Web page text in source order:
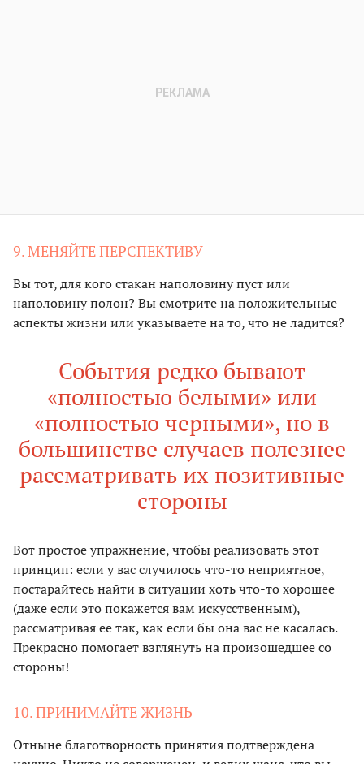
9. МЕНЯЙТЕ ПЕРСПЕКТИВУ
Вы тот, для кого стакан наполовину пуст или
наполовину полон? Вы смотрите на положительные
аспекты жизни или указываете на то, что не ладится?
События редко бывают
«полностью белыми» или
«полностью черными», но в
большинстве случаев полезнее
рассматривать их позитивные
стороны
Вот простое упражнение, чтобы реализовать этот
принцип: если у вас случилось что-то неприятное,
постарайтесь найти в ситуации хоть что-то хорошее
(даже если это покажется вам искусственным),
рассматривая ее так, как если бы она вас не касалась.
Прекрасно помогает взглянуть на произошедшее со
стороны!
10. ПРИНИМАЙТЕ ЖИЗНЬ
Отныне благотворность принятия подтверждена